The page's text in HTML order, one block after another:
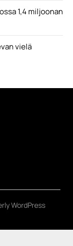
1,4 miljoonan
vielä
WordPress